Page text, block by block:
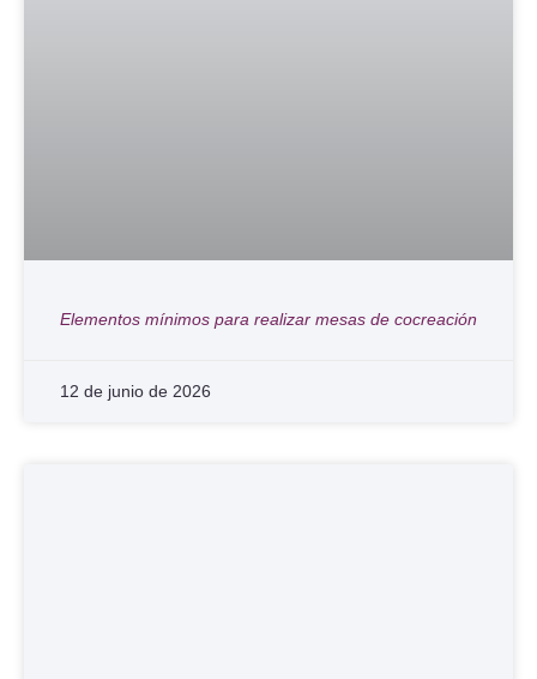
Elementos mínimos para realizar mesas de cocreación
12 de junio de 2026